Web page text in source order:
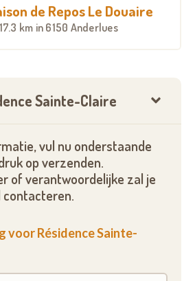
de Repos Le Douaire
17.3 km in 6150 Anderlues
Sainte-Claire
vul nu onderstaande
op verzenden.
of verantwoordelijke zal je
contacteren.
voor Résidence Sainte-